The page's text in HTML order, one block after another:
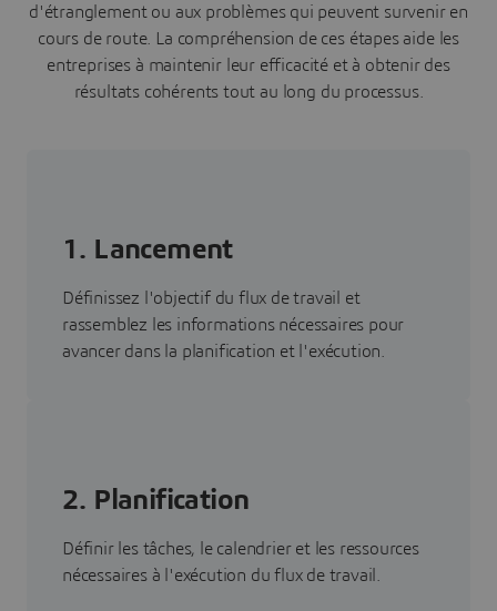
d'étranglement ou aux problèmes qui peuvent survenir en
cours de route. La compréhension de ces étapes aide les
entreprises à maintenir leur efficacité et à obtenir des
résultats cohérents tout au long du processus.
1. Lancement
Définissez l'objectif du flux de travail et
rassemblez les informations nécessaires pour
avancer dans la planification et l'exécution.
2. Planification
Définir les tâches, le calendrier et les ressources
nécessaires à l'exécution du flux de travail.